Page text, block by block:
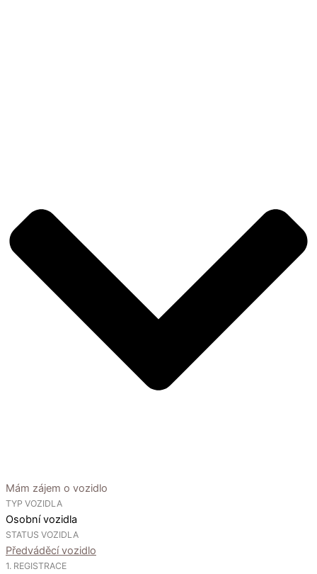
Mám zájem o vozidlo
TYP VOZIDLA
Osobní vozidla
STATUS VOZIDLA
Předváděcí vozidlo
1. REGISTRACE